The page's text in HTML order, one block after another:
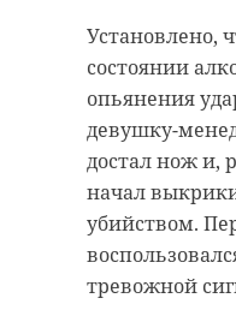
Установлено,
состоянии
опьянения
девушку-
достал нож и,
начал
убийством.
тревожной
глава 47
торжестве в
"Охта Парке".
Первый пункт
осмотр нового
учреждения на
Муринской
передали
Покос
вблизи
Южного
максимальной
участки, где
проводились
гербицидами.
Как уточнили